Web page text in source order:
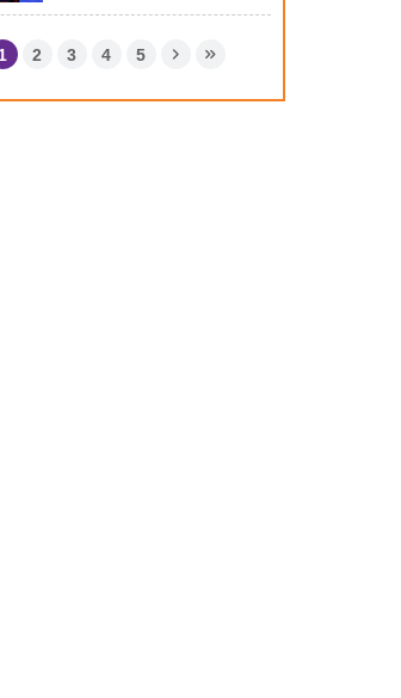
1 2 3 4 5